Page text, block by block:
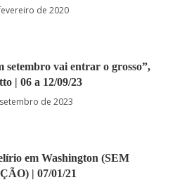
de 2020
setembro vai entrar o grosso”,
| 06 a 12/09/23
de 2023
em Washington (SEM
| 07/01/21